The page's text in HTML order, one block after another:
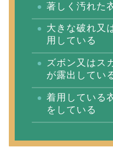
著しく汚れた
大きな破れ又
用している
ズボン又はス
が露出してい
着用している
をしている